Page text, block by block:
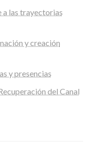
a las trayectorias
y creación
y presencias
del Canal